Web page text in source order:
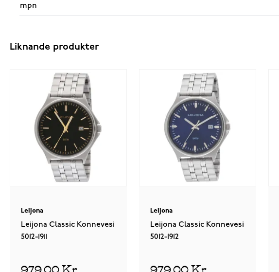
mpn
Liknande produkter
Leijona
Leijona Classic Konnevesi
5012-1911
979,00 Kr
Leijona
Leijona Classic Konnevesi
5012-1912
979,00 Kr